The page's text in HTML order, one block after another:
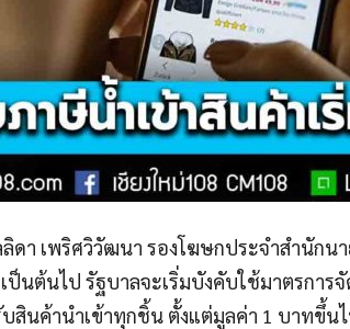
ลิดา เพริศวิวัฒนา รองโฆษกประจำสำนักน
ป็นต้นไป รัฐบาลจะเริ่มบังคับใช้มาตรการ
สินค้านำเข้าทุกชิ้น ตั้งแต่มูลค่า 1 บาทขึ้นไ